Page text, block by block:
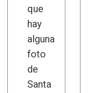
que
hay
alguna
foto
de
Santa